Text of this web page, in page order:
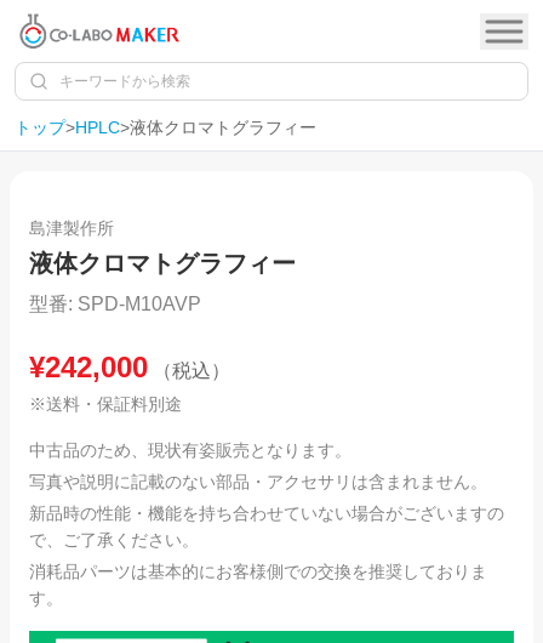
トップ>HPLC>液体クロマトグラフィー
島津製作所
液体クロマトグラフィー
型番: SPD-M10AVP
¥242,000 （税込）
※送料・保証料別途
中古品のため、現状有姿販売となります。
写真や説明に記載のない部品・アクセサリは含まれません。
新品時の性能・機能を持ち合わせていない場合がございますの
で、ご了承ください。
消耗品パーツは基本的にお客様側での交換を推奨しておりま
す。